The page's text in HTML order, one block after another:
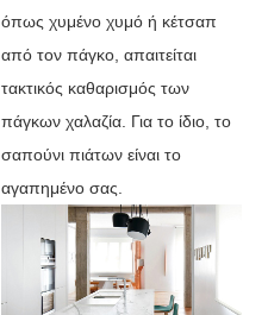
όπως χυμένο χυμό ή κέτσαπ
από τον πάγκο, απαιτείται
τακτικός καθαρισμός των
πάγκων χαλαζία. Για το ίδιο, το
σαπούνι πιάτων είναι το
αγαπημένο σας.